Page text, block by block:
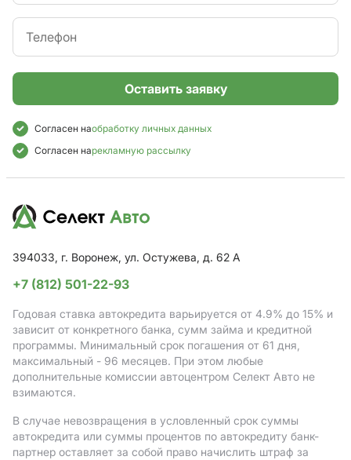
Оставить заявку
Согласен наобработку личных данных
Согласен нарекламную рассылку
394033, г. Воронеж, ул. Остужева, д. 62 А
+7 (812) 501-22-93
Годовая ставка автокредита варьируется от 4.9% до 15% и
зависит от конкретного банка, сумм займа и кредитной
программы. Минимальный срок погашения от 61 дня,
максимальный - 96 месяцев. При этом любые
дополнительные комиссии автоцентром Селект Авто не
взимаются.
В случае невозвращения в условленный срок суммы
автокредита или суммы процентов по автокредиту банк-
партнер оставляет за собой право начислить штраф за